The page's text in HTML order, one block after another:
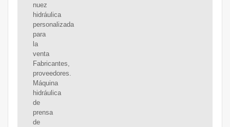
nuez
hidráulica
personalizada
para
la
venta
Fabricantes,
proveedores.
Máquina
hidráulica
de
prensa
de